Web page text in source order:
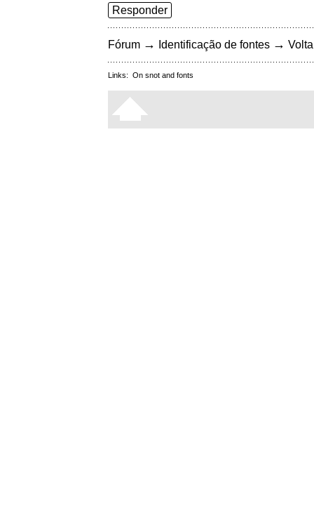
Responder
Fórum → Identificação de fontes →
Links: On snot and fonts